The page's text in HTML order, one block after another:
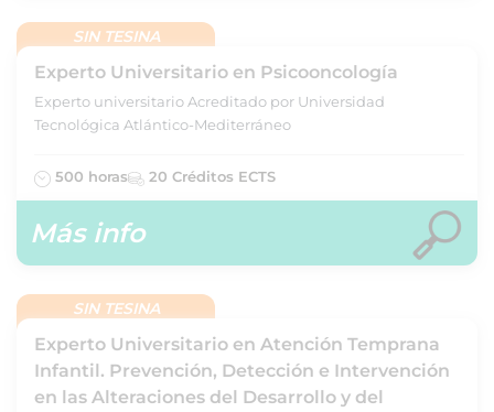
SIN TESINA
Experto Universitario en Psicooncología
Experto universitario Acreditado por Universidad
Tecnológica Atlántico-Mediterráneo
500 horas 20 Créditos ECTS
Más info
SIN TESINA
Experto Universitario en Atención Temprana
Infantil. Prevención, Detección e Intervención
en las Alteraciones del Desarrollo y del